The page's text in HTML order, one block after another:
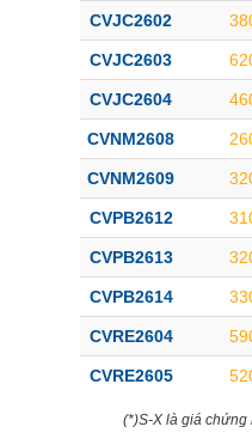
CVJC2602
CVJC2603
CVJC2604
CVNM2608
CVNM2609
CVPB2612
CVPB2613
CVPB2614
CVRE2604
CVRE2605
(*)S-X là giá chứng